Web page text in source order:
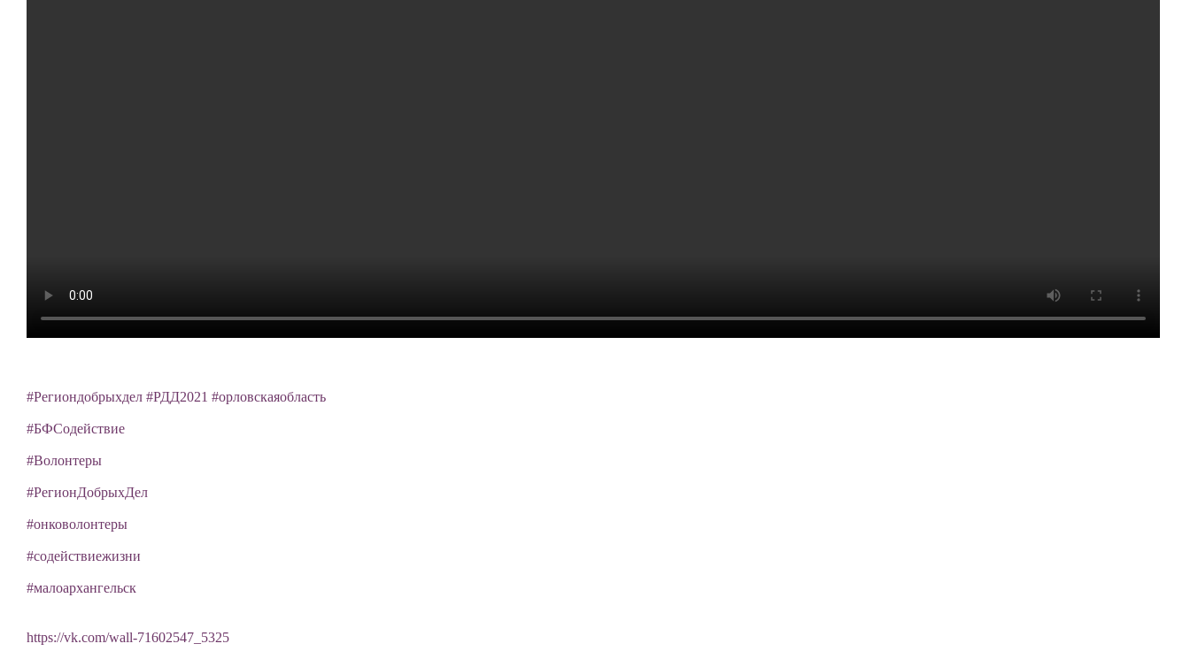
#Региондобрыхдел #РДД2021 #орловскаяобласть
#БФСодействие
#Волонтеры
#РегионДобрыхДел
#онковолонтеры
#содействиежизни
#малоархангельск
https://vk.com/wall-71602547_5325